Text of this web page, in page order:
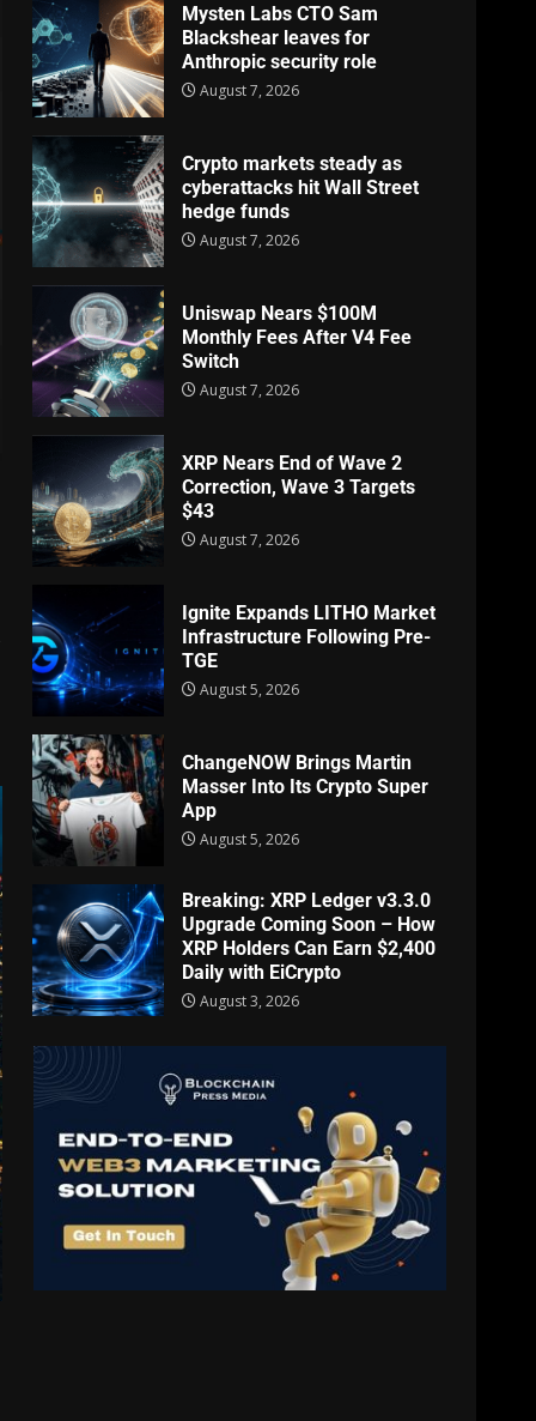
Mysten Labs CTO Sam
Blackshear leaves for
Anthropic security role
August 7, 2026
Crypto markets steady as
cyberattacks hit Wall Street
hedge funds
August 7, 2026
Uniswap Nears $100M
Monthly Fees After V4 Fee
Switch
August 7, 2026
XRP Nears End of Wave 2
Correction, Wave 3 Targets
$43
August 7, 2026
Ignite Expands LITHO Market
Infrastructure Following Pre-
TGE
August 5, 2026
ChangeNOW Brings Martin
Masser Into Its Crypto Super
App
August 5, 2026
Breaking: XRP Ledger v3.3.0
Upgrade Coming Soon – How
XRP Holders Can Earn $2,400
Daily with EiCrypto
August 3, 2026